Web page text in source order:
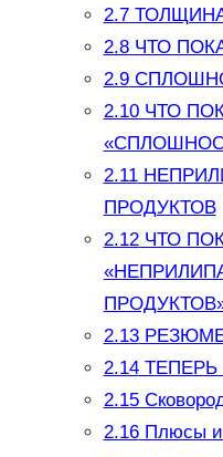
2.7
2.8ЧТО
2.9
2.10ЧТО
2.11
ПРОДУКТОВ
2.12ЧТО
2.13
2.14ТЕПЕРЬ
2.15
2.16Плюсы и